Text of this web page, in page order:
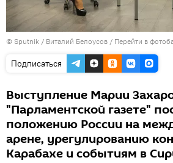
© Sputnik / Виталий Белоусов / Перейти в
Подписаться
Выступление Марии
"Парламентской газете"
положению России на
арене, урегулированию
Карабахе и событиям в